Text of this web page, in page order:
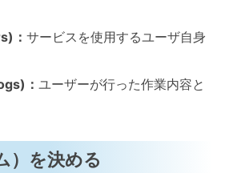
：サービスを使用するユーザ自身
：ユーザーが行った作業内容と
）を決める